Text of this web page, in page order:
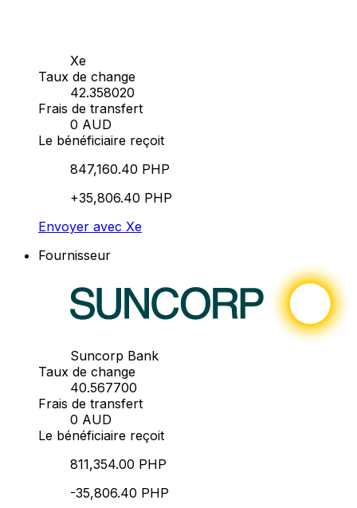
Xe
Taux de change
42.358020
Frais de transfert
0 AUD
Le bénéficiaire reçoit
847,160.40 PHP
+35,806.40 PHP
Envoyer avec Xe
Fournisseur
Suncorp Bank
Taux de change
40.567700
Frais de transfert
0 AUD
Le bénéficiaire reçoit
811,354.00 PHP
-35,806.40 PHP